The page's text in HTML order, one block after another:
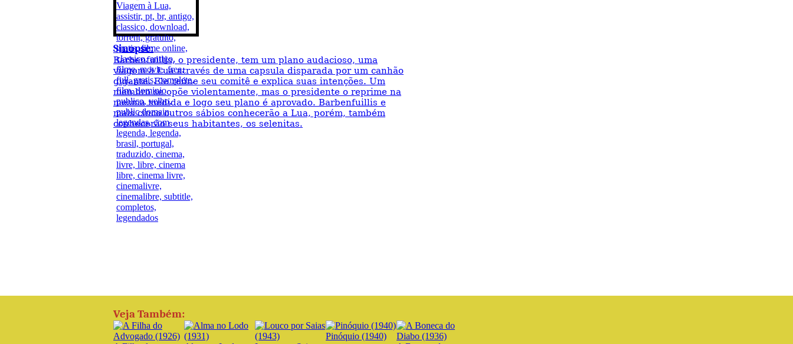
Sinopse:
Barbenfuillis, o presidente, tem um plano audacioso, uma
viagem à Lua através de uma capsula disparada por um canhão
gigante. Ele reúne seu comitê e explica suas intenções. Um
membro se opõe violentamente, mas o presidente o reprime na
mesma medida e logo seu plano é aprovado. Barbenfuillis e
mais cinco outros sábios conhecerão a Lua, porém, também
conhecerão seus habitantes, os selenitas.
Veja Também:
Pinóquio (1940)